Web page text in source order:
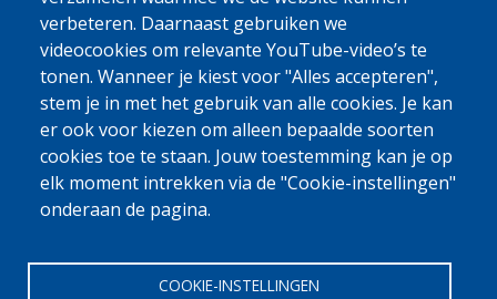
Tijdens het bezoek van Caritas International aan Mansour in mei 2015,
kon Mansour geen twee minuten tijd vrijmaken voor hen omdat er
continu klanten waren. Hij heeft ook het geluk dat er niet veel
concurrentie is in de buurt waardoor hij een vast cliënteel heeft dat
vaak terugkomt. Ondanks de huidige moeilijkheden, heeft Mansour er
geen spijt van dat hij teruggekeerd is en hoopt hij in de toekomst zijn
levenskwaliteit en zijn zaak te kunnen verbeteren.
Bron: Caritas International
verbeteren. Daarnaast gebruiken we
videocookies om relevante YouTube-video’s te
tonen. Wanneer je kiest voor "Alles accepteren",
stem je in met het gebruik van alle cookies. Je kan
er ook voor kiezen om alleen bepaalde soorten
cookies toe te staan. Jouw toestemming kan je op
elk moment intrekken via de "Cookie-instellingen"
onderaan de pagina.
COOKIE-INSTELLINGEN